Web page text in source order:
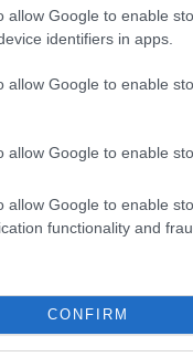
allow Google to enable
identifiers in apps.
allow Google to enable
allow Google to enable
allow Google to enable
functionality and
CONFIRM
4625382